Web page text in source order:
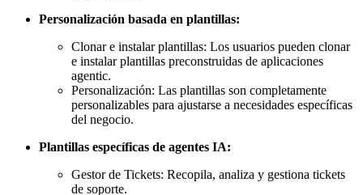
Personalización basada en plantillas:
Clonar e instalar plantillas: Los usuarios pueden clonar
e instalar plantillas preconstruidas de aplicaciones
agentic.
Personalización: Las plantillas son completamente
personalizables para ajustarse a necesidades específicas
del negocio.
Plantillas específicas de agentes IA:
Gestor de Tickets: Recopila, analiza y gestiona tickets
de soporte.